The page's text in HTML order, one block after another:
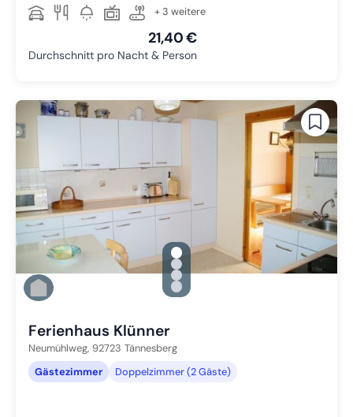
+ 3 weitere
21,40 €
Durchschnitt pro Nacht & Person
gallery.slide_selector
Zu Slide 1 wechseln
Zu Slide 2 wechseln
Zu Slide 3 wechseln
Zu Slide 4 wechseln
Ferienhaus Klünner
Neumühlweg, 92723 Tännesberg
Gästezimmer
Doppelzimmer (2 Gäste)